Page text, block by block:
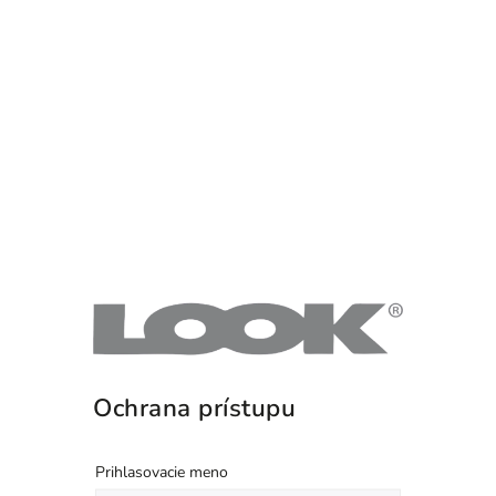
Ochrana prístupu
Prihlasovacie meno